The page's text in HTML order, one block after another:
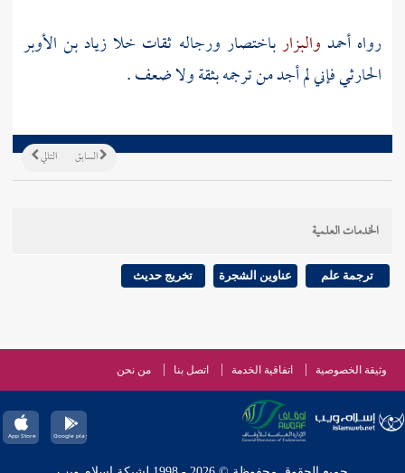
رواهأحمد والبزارباختصار ورجاله ثقات خلا زياد بن الأوبر
الحارثيفإني لم أجد من ترجمه بثقة ولا ضعف .
التالي السابق
الخدمات العلمية
ترجمة علم عناوين الشجرة تخريج حديث
وثيقة الخصوصية اتفاقية الخدمة اتصل بنا من نحن